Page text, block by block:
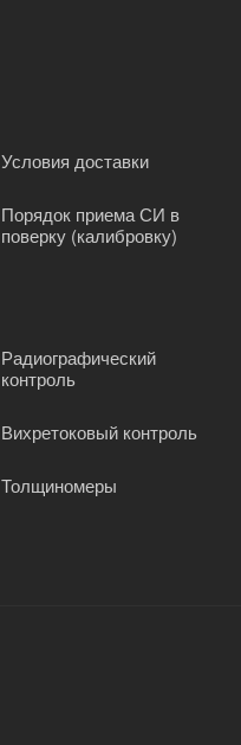
Условия доставки
Порядок приема СИ в
поверку (калибровку)
Радиографический
контроль
Вихретоковый контроль
Толщиномеры